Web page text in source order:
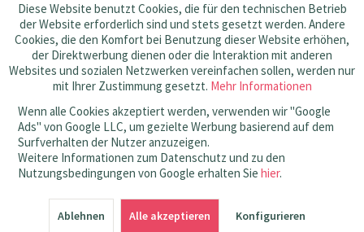
Diese Website benutzt Cookies, die für den technischen Betrieb
der Website erforderlich sind und stets gesetzt werden. Andere
Cookies, die den Komfort bei Benutzung dieser Website erhöhen,
der Direktwerbung dienen oder die Interaktion mit anderen
Websites und sozialen Netzwerken vereinfachen sollen, werden nur
mit Ihrer Zustimmung gesetzt. Mehr Informationen
Wenn alle Cookies akzeptiert werden, verwenden wir "Google
Ads" von Google LLC, um gezielte Werbung basierend auf dem
Surfverhalten der Nutzer anzuzeigen.
Weitere Informationen zum Datenschutz und zu den
Nutzungsbedingungen von Google erhalten Sie hier.
Ablehnen Alle akzeptieren Konfigurieren
SEHR GUT (4.83 / 5)
aus145Bewertungen bei: amazon.de, shopvote.de ⓘ
Informationen zur Echtheit der Bewertungen